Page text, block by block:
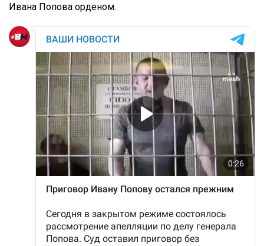
Ивана Попова орденом.